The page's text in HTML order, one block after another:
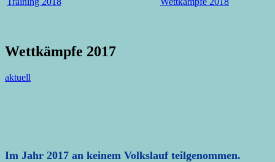
Wettkämpfe 2017
aktuell
Im Jahr 2017 an keinem Volkslauf teilgenommen.